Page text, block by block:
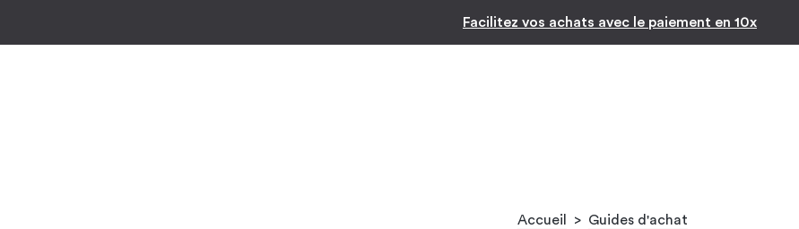
Facilitez vos achats avec le paiement en 10x
Inspiration par
Accueil > Guides d'achat